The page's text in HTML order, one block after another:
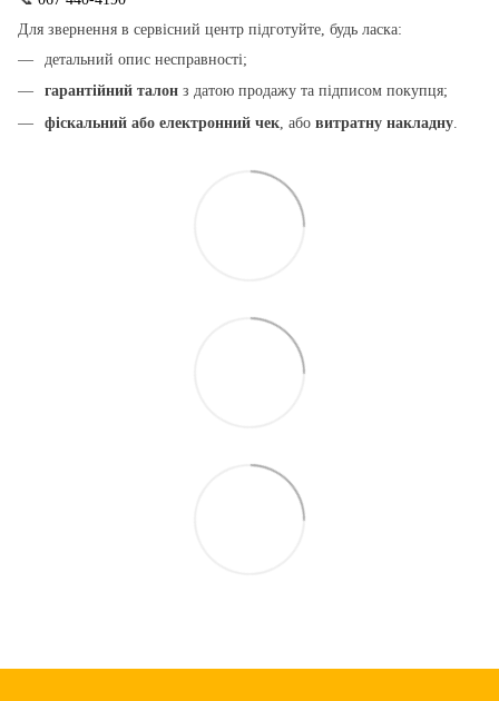
Для звернення в сервісний центр підготуйте, будь ласка:
детальний опис несправності;
гарантійний талон з датою продажу та підписом покупця;
фіскальний або електронний чек , або витратну накладну